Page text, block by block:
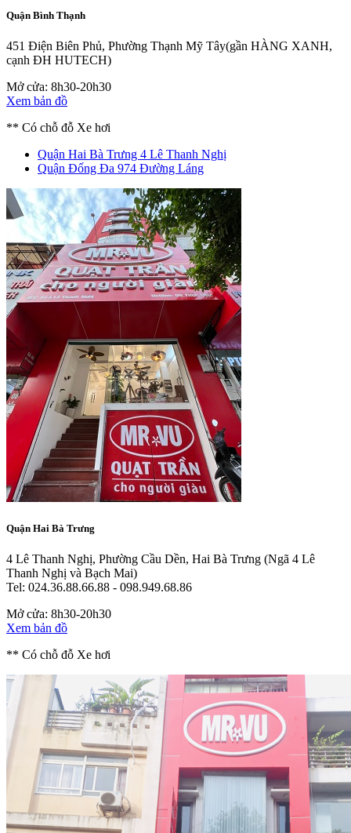
Quận Bình Thạnh
451 Điện Biên Phủ, Phường Thạnh Mỹ Tây(gần HÀNG XANH,
cạnh ĐH HUTECH)
Mở cửa: 8h30-20h30
Xem bản đồ
** Có chỗ đỗ Xe hơi
Quận Hai Bà Trưng 4 Lê Thanh Nghị
Quận Đống Đa 974 Đường Láng
Quận Hai Bà Trưng
4 Lê Thanh Nghị, Phường Cầu Dền, Hai Bà Trưng (Ngã 4 Lê
Thanh Nghị và Bạch Mai)
Tel: 024.36.88.66.88 - 098.949.68.86
Mở cửa: 8h30-20h30
Xem bản đồ
** Có chỗ đỗ Xe hơi